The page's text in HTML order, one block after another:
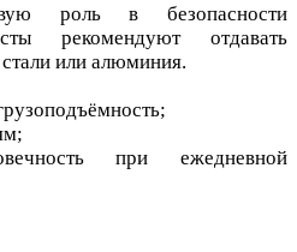
роль в безопасности
рекомендуют отдавать
или алюминия.
ечность при ежедневной